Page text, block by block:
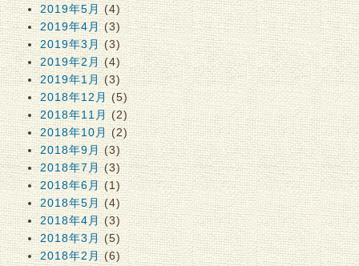
2019年5月(4)
2019年4月(3)
2019年3月(3)
2019年2月 (4)
2019年1月(3)
2018年12月 (5)
2018年11月 (2)
2018年10月 (2)
2018年9月(3)
2018年7月(3)
2018年6月(1)
2018年5月 (4)
2018年4月(3)
2018年3月(5)
2018年2月(6)